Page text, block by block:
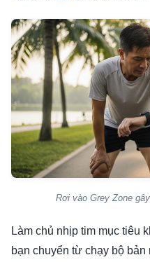
Rơi vào Grey Zone
Làm chủ nhịp tim mục tiêu
bạn chuyển từ chạy bộ